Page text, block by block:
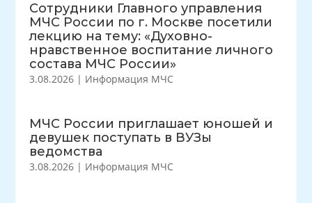
Сотрудники Главного управления
МЧС России по г. Москве посетили
лекцию на тему: «Духовно-
нравственное воспитание личного
состава МЧС России»
3.08.2026 | Информация МЧС
МЧС России приглашает юношей и
девушек поступать в ВУЗы
ведомства
3.08.2026 | Информация МЧС